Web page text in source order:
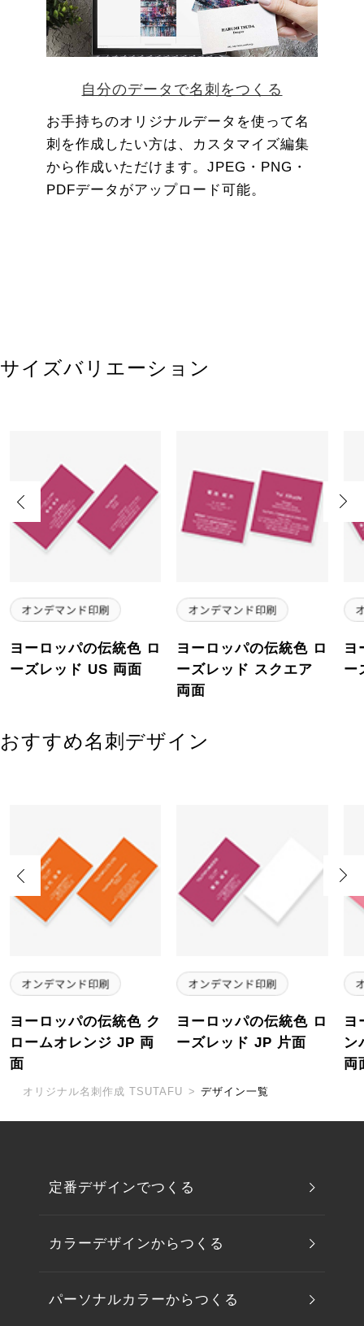
自分のデータで名刺をつくる
お手持ちのオリジナルデータを使って名
刺を作成したい方は、カスタマイズ編集
から作成いただけます。JPEG・PNG・
PDFデータがアップロード可能。
サイズバリエーション
ヨーロッパの伝統色 ロ
ーズレッド US 両面
ヨーロッパの伝統色 ロ
ーズレッド スクエア
両面
ヨ
ー
Previous Next
おすすめ名刺デザイン
ヨーロッパの伝統色 ク
ロームオレンジ JP 両
面
ヨーロッパの伝統色 ロ
ーズレッド JP 片面
ヨ
ン
両
Previous
オリジナル名刺作成 TSUTAFU > デザイン一覧
定番デザインでつくる
カラーデザインからつくる
パーソナルカラーからつくる